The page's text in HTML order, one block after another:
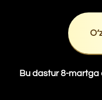
Bu dastur 8-martga